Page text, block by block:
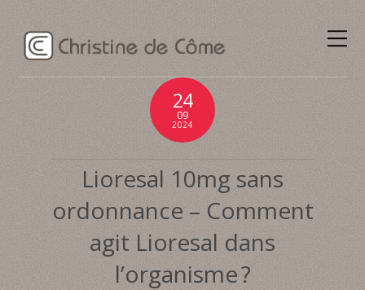
24
09
2024
Lioresal 10mg sans
ordonnance – Comment
agit Lioresal dans
l’organisme ?